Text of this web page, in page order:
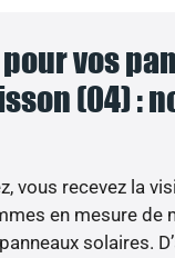
vos
(04) :
vous recevez la
en mesure de
solaires.